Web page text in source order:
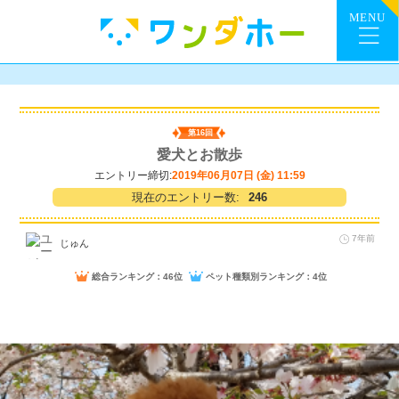
第16回
愛犬とお散歩
エントリー締切:2019年06月07日 (金) 11:59
現在のエントリー数: 246
じゅん 7年前
総合ランキング：46位 ペット種類別ランキング：4位